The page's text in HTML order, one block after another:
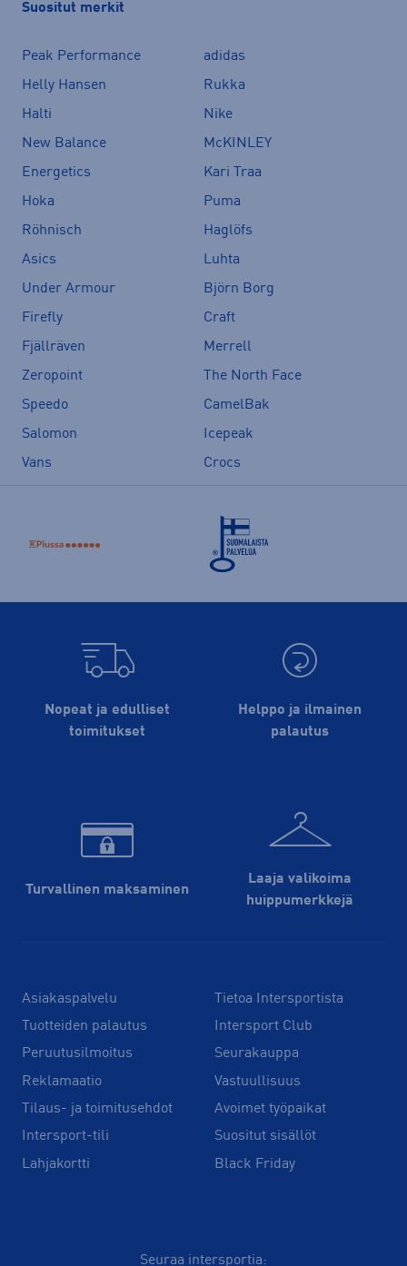
Suositut merkit
Peak Performance
adidas
Helly Hansen
Rukka
Halti
Nike
New Balance
McKINLEY
Energetics
Kari Traa
Hoka
Puma
Röhnisch
Haglöfs
Asics
Luhta
Under Armour
Björn Borg
Firefly
Craft
Fjällräven
Merrell
Zeropoint
The North Face
Speedo
CamelBak
Salomon
Icepeak
Vans
Crocs
Nopeat ja edulliset
toimitukset
Helppo ja ilmainen
palautus
Turvallinen maksaminen
Laaja valikoima
huippu­merkkejä
Asiakaspalvelu
Tuotteiden palautus
Peruutusilmoitus
Reklamaatio
Tilaus- ja toimitusehdot
Intersport-tili
Lahjakortti
Tietoa Intersportista
Intersport Club
Seurakauppa
Vastuullisuus
Avoimet työpaikat
Suositut sisällöt
Black Friday
Seuraa intersportia: